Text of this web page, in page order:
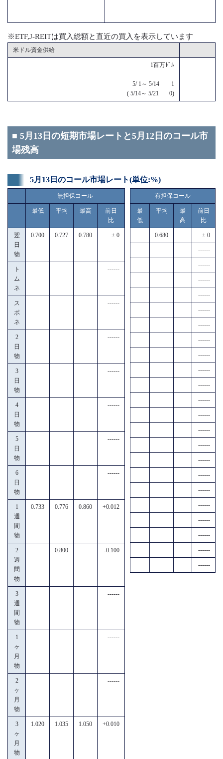
※ETF,J-REITは買入総額と直近の買入を表示しています
米ドル資金供給
1百万ﾄﾞﾙ
5/ 1～ 5/14 1
( 5/14～ 5/21 0)
■ 5月13日の短期市場レートと5月12日のコール市
場残高
5月13日のコール市場レート(単位:%)
無担保コール
最低 平均 最高
前日
比
翌
日
物
0.700 0.727 0.780 ± 0
ト
ム
ネ
------
ス
ポ
ネ
------
2
日
物
------
3
日
物
------
4
日
物
------
5
日
物
------
6
日
物
------
1
週
間
物
0.733 0.776 0.860 +0.012
2
週
間
物
0.800 -0.100
3
週
間
物
------
1
ヶ
月
物
------
2
ヶ
月
物
------
3
ヶ
月
物
1.020 1.035 1.050 +0.010
有担保コール
最
低
平均
最
高
前日
比
0.680 ± 0
------
------
------
------
------
------
------
------
------
------
------
------
------
------
------
------
------
------
------
------
------
------